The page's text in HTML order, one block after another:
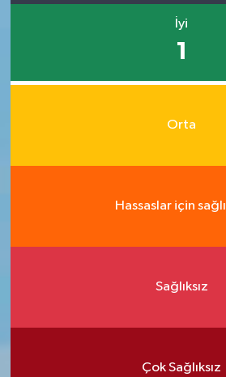
İyi
1
Orta
Hassaslar için
Sağlıksız
Çok Sağlıksız